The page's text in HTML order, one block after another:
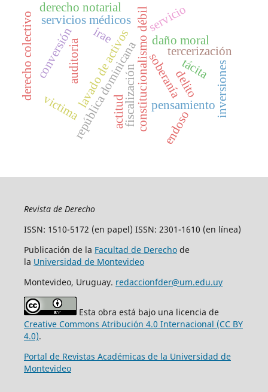
constitucionalismo débil
república dominicana
fiscalización
auditoria soberanía
pensamiento
actitud
lavado de activos delito
daño moral
servicios médicos
inversiones
irae
tercerización
conversión tácita
derecho notarial servicio
endoso
victima
derecho colectivo
Revista de Derecho
ISSN: 1510-5172 (en papel) ISSN: 2301-1610 (en línea)
Publicación de la Facultad de Derechode
la Universidad de Montevideo
Montevideo, Uruguay. redaccionfder@um.edu.uy
Esta obra está bajo una licencia de
Creative Commons Atribución 4.0 Internacional (CC BY
4.0).
Portal de Revistas Académicas de la Universidad de
Montevideo